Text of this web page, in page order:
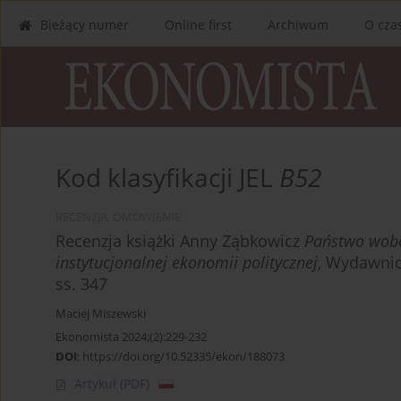
Bieżący numer Online first Archiwum O
Kod klasyfikacji JEL B52
Recenzja książki Anny Ząbkowicz Państwo
instytucjonalnej ekonomii politycznej,
ss. 347
Maciej Miszewski
Ekonomista 2024;(2):229-232
DOI: https://doi.org/10.52335/ekon/188073
Artykuł (PDF)